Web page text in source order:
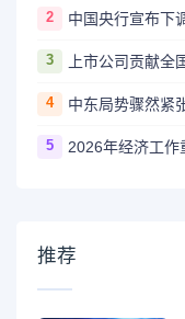
2
3
4 中东局势骤然紧
5 2026年经济工作
推荐